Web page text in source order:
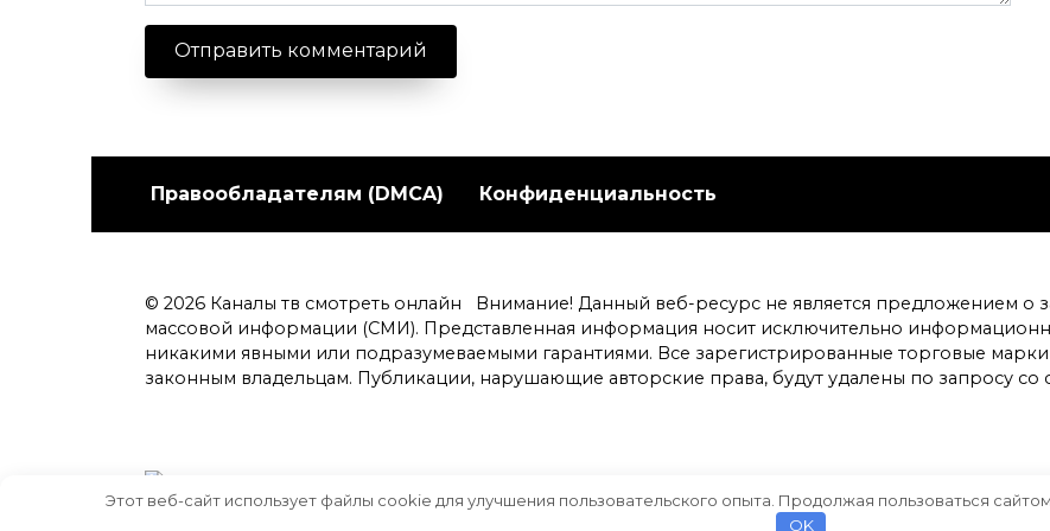
Правообладателям (DMCA) Конфиденциальность
© 2026 Каналы тв смотреть онлайн Внимание! Данный веб-ресурс не является предложением о
массовой информации (СМИ). Представленная информация носит исключительно
никакими явными или подразумеваемыми гарантиями. Все зарегистрированные торговые
законным владельцам. Публикации, нарушающие авторские права, будут удалены по запросу со
Этот веб-сайт использует файлы cookie для улучшения пользовательского опыта. Продолжая пользоваться
OK